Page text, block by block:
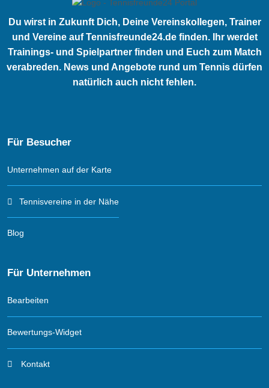
Du wirst in Zukunft Dich, Deine Vereinskollegen, Trainer
und Vereine auf Tennisfreunde24.de finden. Ihr werdet
Trainings- und Spielpartner finden und Euch zum Match
verabreden. News und Angebote rund um Tennis dürfen
natürlich auch nicht fehlen.
Für Besucher
Unternehmen auf der Karte
Tennisvereine in der Nähe
Blog
Für Unternehmen
Bearbeiten
Bewertungs-Widget
Kontakt